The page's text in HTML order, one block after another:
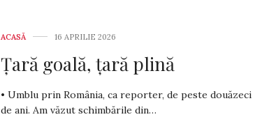
ACASĂ 16 APRILIE 2026
Țară goală, țară plină
• Umblu prin România, ca reporter, de peste douăzeci
de ani. Am văzut schimbările din…